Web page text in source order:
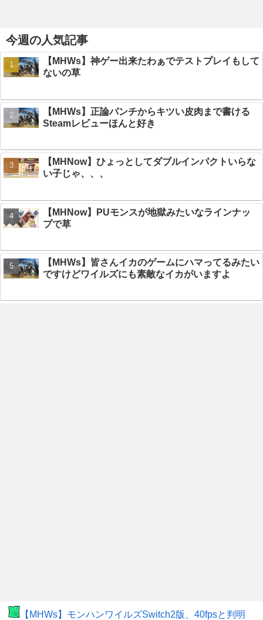
今週の人気記事
【MHWs】神ゲー出来たわぁでテストプレイもして
ないの草
【MHWs】正論パンチからキツい皮肉まで書ける
Steamレビューほんと好き
【MHNow】ひょっとしてダブルインパクトいらな
い子じゃ、、、
【MHNow】PUモンスが地獄みたいなラインナッ
プで草
【MHWs】皆さんイカのゲームにハマってるみたい
ですけどワイルズにも素敵なイカがいますよ
【MHWs】モンハンワイルズSwitch2版、40fpsと判明